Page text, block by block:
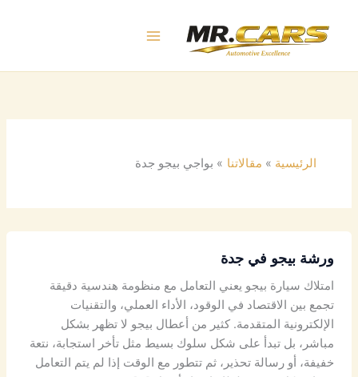
المحتوى
الرئيسية مقالاتنا بواجي بيجو جدة
ورشة بيجو في جدة
امتلاك سيارة بيجو يعني التعامل مع منظومة هندسية دقيقة
تجمع بين الاقتصاد في الوقود، الأداء العملي، والتقنيات
الإلكترونية المتقدمة. كثير من أعطال بيجو لا تظهر بشكل
مباشر، بل تبدأ على شكل سلوك بسيط مثل تأخر استجابة، نتعة
خفيفة، أو رسالة تحذير، ثم تتطور مع الوقت إذا لم يتم التعامل